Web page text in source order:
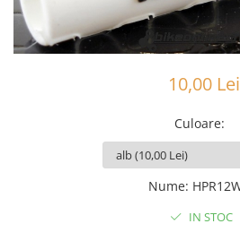
Reflectorizante
Roti ajutatoare
Suporturi auto
Lanturi
Manete schimbator
10,00 Lei
Culoare:
Nume:
IN STOC